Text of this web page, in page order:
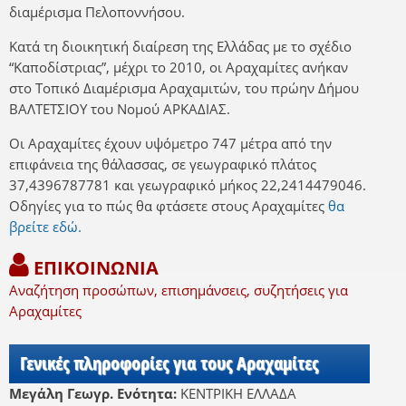
διαμέρισμα Πελοποννήσου.
Κατά τη διοικητική διαίρεση της Ελλάδας με το σχέδιο
“Καποδίστριας”, μέχρι το 2010, οι Αραχαμίτες ανήκαν
στο Τοπικό Διαμέρισμα Αραχαμιτών, του πρώην Δήμου
ΒΑΛΤΕΤΣΙΟΥ του Νομού ΑΡΚΑΔΙΑΣ.
Οι Αραχαμίτες έχουν υψόμετρο 747 μέτρα από την
επιφάνεια της θάλασσας, σε γεωγραφικό πλάτος
37,4396787781 και γεωγραφικό μήκος 22,2414479046.
Οδηγίες για το πώς θα φτάσετε στους Αραχαμίτες θα
βρείτε εδώ.
ΕΠΙΚΟΙΝΩΝΙΑ
Αναζήτηση προσώπων, επισημάνσεις, συζητήσεις για
Αραχαμίτες
Γενικές πληροφορίες για τους Αραχαμίτες
Μεγάλη Γεωγρ. Ενότητα: ΚΕΝΤΡΙΚΗ ΕΛΛΑΔΑ